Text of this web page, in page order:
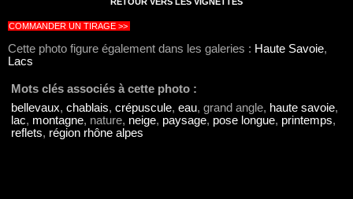
COMMANDER UN TIRAGE >>
Cette photo figure également dans les galeries : Haute Savoie,
Lacs
Mots clés associés à cette photo :
bellevaux, chablais, crépuscule, eau, grand angle, haute savoie,
lac, montagne, nature, neige, paysage, pose longue, printemps,
reflets, région rhône alpes